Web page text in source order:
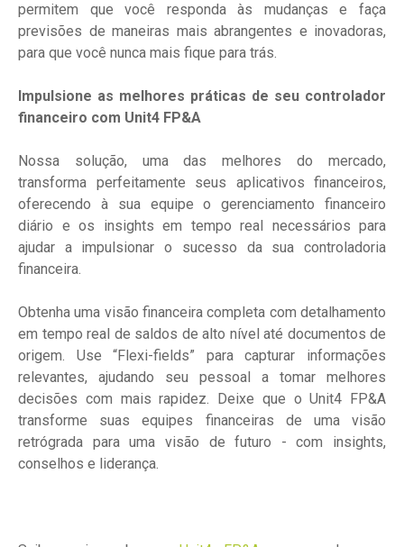
permitem que você responda às mudanças e faça
previsões de maneiras mais abrangentes e inovadoras,
para que você nunca mais fique para trás.
Impulsione as melhores práticas de seu controlador
financeiro com Unit4 FP&A
Nossa solução, uma das melhores do mercado,
transforma perfeitamente seus aplicativos financeiros,
oferecendo à sua equipe o gerenciamento financeiro
diário e os insights em tempo real necessários para
ajudar a impulsionar o sucesso da sua controladoria
financeira.
Obtenha uma visão financeira completa com detalhamento
em tempo real de saldos de alto nível até documentos de
origem. Use “Flexi-fields” para capturar informações
relevantes, ajudando seu pessoal a tomar melhores
decisões com mais rapidez. Deixe que o Unit4 FP&A
transforme suas equipes financeiras de uma visão
retrógrada para uma visão de futuro - com insights,
conselhos e liderança.